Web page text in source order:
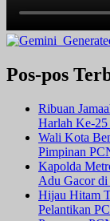
Pos-pos
Ribuan
Harlah Ke-25
Wali Kota
Pimpinan
Kapolda
Adu Gacor di
Hijau Hitam
Pelantikan